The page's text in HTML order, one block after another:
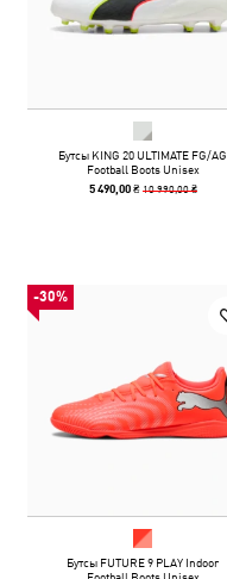
Бутсы KING 20 ULTIMATE FG/AG
Football Boots Unisex
5 490,00 ₴ 10 990,00 ₴
-30%
Бутсы FUTURE 9 PLAY Indoor